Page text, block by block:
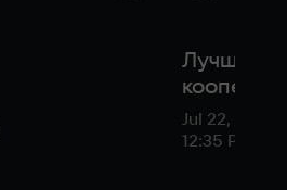
Лучшие
игры в
году
Jul 22, 2026,
12:35 PM